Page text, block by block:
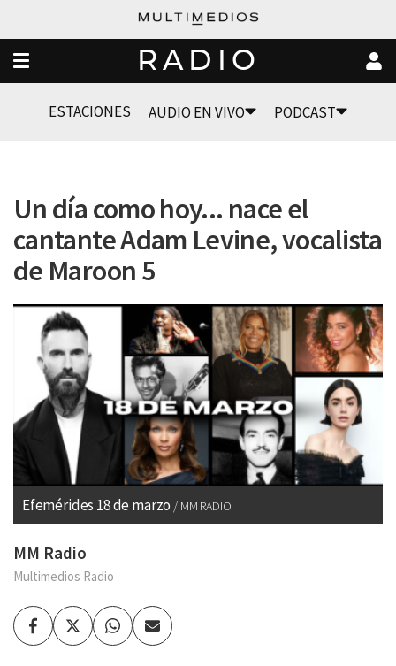
RADIO
ESTACIONES AUDIO EN VIVO PODCAST
Un día como hoy... nace el
cantante Adam Levine, vocalista
de Maroon 5
Efemérides 18 de marzo MM RADIO
MM Radio
Multimedios Radio
FacebookTwitterWhatsapp
Enviar
por